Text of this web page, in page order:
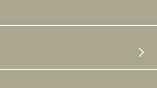
イ
ポリシー
イブラリー